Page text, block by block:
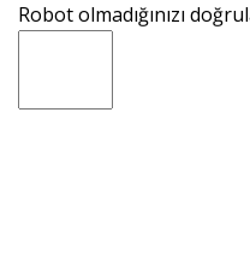
Robot olmadığınızı